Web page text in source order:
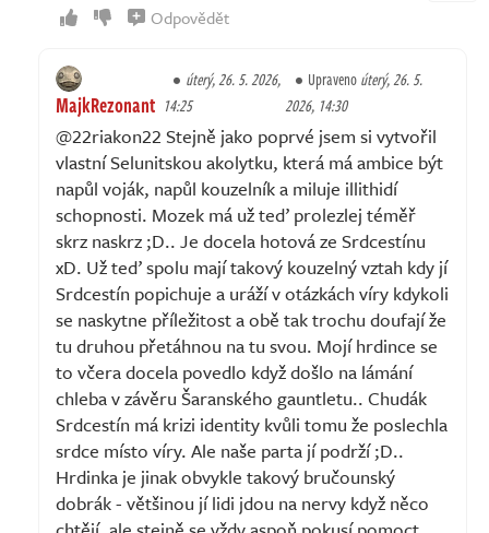
Odpovědět
MajkRezonant
úterý, 26. 5. 2026,
14:25
Upravenoúterý, 26. 5.
2026, 14:30
@22riakon22 Stejně jako poprvé jsem si vytvořil
vlastní Selunitskou akolytku, která má ambice být
napůl voják, napůl kouzelník a miluje illithidí
schopnosti. Mozek má už teď prolezlej téměř
skrz naskrz ;D.. Je docela hotová ze Srdcestínu
xD. Už teď spolu mají takový kouzelný vztah kdy jí
Srdcestín popichuje a uráží v otázkách víry kdykoli
se naskytne příležitost a obě tak trochu doufají že
tu druhou přetáhnou na tu svou. Mojí hrdince se
to včera docela povedlo když došlo na lámání
chleba v závěru Šaranského gauntletu.. Chudák
Srdcestín má krizi identity kvůli tomu že poslechla
srdce místo víry. Ale naše parta jí podrží ;D..
Hrdinka je jinak obvykle takový bručounský
dobrák - většinou jí lidi jdou na nervy když něco